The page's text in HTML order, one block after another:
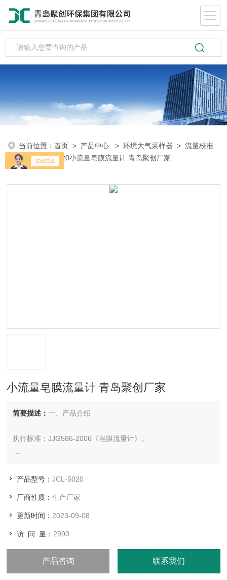
当前位置：首页 > 产品中心 >环境大气采样器 >流量校准
仪
> JCL-5020小流量皂膜流量计 青岛聚创厂家
小流量皂膜流量计 青岛聚创厂家
简要描述：一、产品介绍
执行标准：JJG586-2006《皂膜流量计》。
产品型号：JCL-5020
厂商性质：生产厂家
更新时间： 2023-09-08
访 问 量： 2990
产品咨询 联系我们